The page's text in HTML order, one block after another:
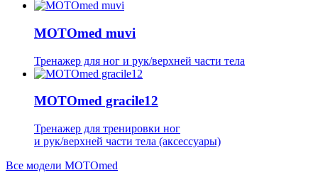
MOTOmed muvi
Тренажер для ног и рук/верхней части тела
MOTOmed gracile12
Тренажер для тренировки ног
и рук/верхней части тела (аксессуары)
Все модели МОТОmed